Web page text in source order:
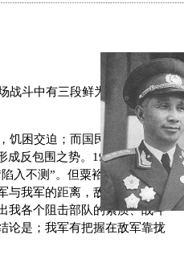
战斗中有三段鲜为人知的插
饥困交迫；而国民党74
师却轮
反包围之势。 1947年5月15日
入不测”。但粟裕认为：我们
与我军的距离，敌军的实力，
我各个阻击部队的素质、战斗
论是；我军有把握在敌军靠拢